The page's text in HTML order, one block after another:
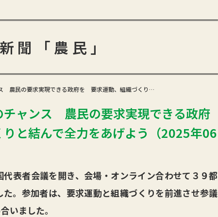
新聞「農民」
農民の要求実現できる政府を 要求運動、組織づくり…
チャンス 農民の要求実現できる政府
と結んで全力をあげよう（2025年06
表者会議を開き、会場・オンライン合わせて３９都
。参加者は、要求運動と組織づくりを前進させ参議
いました。